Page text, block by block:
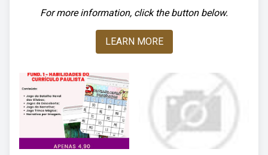
For more information, click the button below.
LEARN MORE